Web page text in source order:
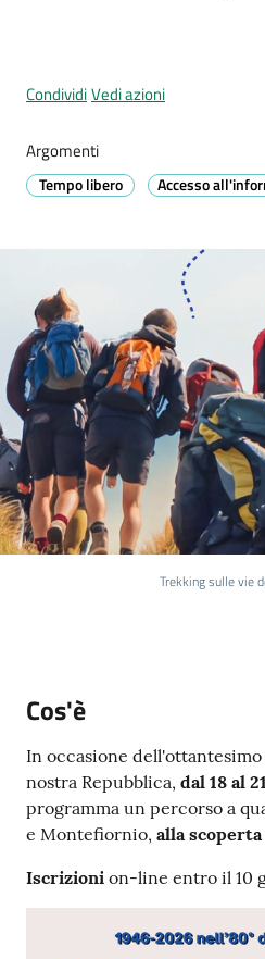
P
e
a
z
i
o
n
e
a
p
p
e
t
o
Art
CondividiVedi azioni
Argomenti
Tempo libero Accesso
Trekking sulle vie
Cos'è
In occasione
nostra Repubblica, dal 18 al
programma un percorso a
e Montefiornio, alla
Iscrizioni on-line entro il 10